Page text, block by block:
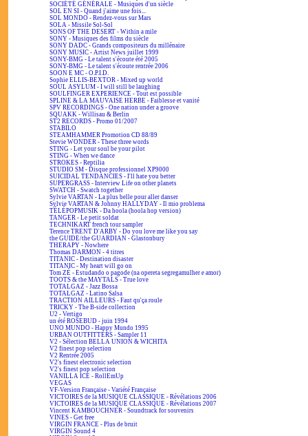
SOCIÉTÉ GÉNÉRALE - Musiques d'un siècle
SOL EN SI - Quand j'aime une fois...
SOL MONDO - Rendez-vous sur Mars
SOLA - Missile Sol-Sol
SONS OF THE DESERT - Within a mile
SONY - Musiques des films du siècle
SONY DADC - Grands compositeurs du millénaire
SONY MUSIC - Artist News juillet 1999
SONY-BMG - Le talent s'écoute été 2005
SONY-BMG - Le talent s'écoute rentrée 2006
SOON E MC - O.P.I.D.
Sophie ELLIS-BEXTOR - Mixed up world
SOUL ASYLUM - I will still be laughing
SOULFINGER EXPERIENCE - Tout est possible
SPLINE & LA MAUVAISE HERBE - Faiblesse et vanité
SPV RECORDINGS - One nation under a groove
SQUAKK - Willisau & Berlin
ST2 RECORDS - Promo 01/2007
STABILO
STEAMHAMMER Promotion CD 88/89
Stevie WONDER - These three words
STING - Let your soul be your pilot
STING - When we dance
STROKES - Reptilia
STUDIO SM - Disque professionnel XP9000
SUICIDAL TENDANCIES - I'll hate you better
SUPERGRASS - Interview Life on other planets
SWATCH - Swatch together
Sylvie VARTAN - La plus belle pour aller danser
Sylvie VARTAN & Johnny HALLYDAY - Il mio problema
TÉLÉPOPMUSIK - Da hoola (hoola hop version)
TANGER - Le petit soldat
TECHNIKART french tour sampler
Terence TRENT D'ARBY - Do you love me like you say
the GUIDE/the GUARDIAN - Glastonbury
THERAPY - Nowhere
Thomas DARMON - 4 titres
TITANIC - Destination disaster
TITANIC - My heart will go on
Tom ZÉ - Estudando o pagode (na opereta segregamulher e amor)
TOOTS & the MAYTALS - True love
TOTALGAZ - Jazz Bossa
TOTALGAZ - Latino Salsa
TRACTION AILLEURS - Faut qu'ça roule
TRICKY - The B-side collection
U2 - Vertigo
un été ROSEBUD - juin 1994
UNO MUNDO - Happy Mundo 1995
URBAN OUTFITTERS - Sampler 11
V2 - Sélection BELLA UNION & WICHITA
V2 finest pop selection
V2 Rentrée 2005
V2's finest electronic selection
V2's finest pop selection
VANILLA ICE - RollEmUp
VEGAS
VF-Version Française - Variété Française
VICTOIRES de la MUSIQUE CLASSIQUE - Révélations 2006
VICTOIRES de la MUSIQUE CLASSIQUE - Révélations 2007
Vincent KAMBOUCHNER - Soundtrack for souvenirs
VINES - Get free
VIRGIN FRANCE - Plus de bruit
VIRGIN Sound 4